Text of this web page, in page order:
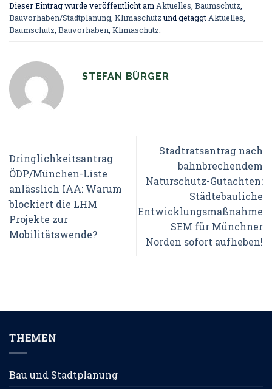
Dieser Eintrag wurde veröffentlicht am Aktuelles Baumschutz
Bauvorhaben/Stadtplanung Klimaschutz und getaggt Aktuelles
Baumschutz Bauvorhaben Klimaschutz
STEFAN BÜRGER
Dringlichkeitsantrag
ÖDP/München-Liste
anlässlich IAA: Warum
blockiert die LHM
Projekte zur
Mobilitätswende?
Stadtratsantrag nach
bahnbrechendem
Naturschutz-Gutachten:
Städtebauliche
Entwicklungsmaßnahme
SEM für Münchner
Norden sofort aufheben!
THEMEN
Bau und Stadtplanung